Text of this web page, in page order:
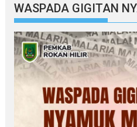
WASPADA GIGITAN